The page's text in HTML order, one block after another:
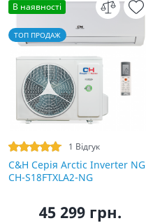
В наявності
ТОП ПРОДАЖ
1 Відгук
C&H Серія Arctic Inverter NG
CH-S18FTXLA2-NG
45 299 грн.